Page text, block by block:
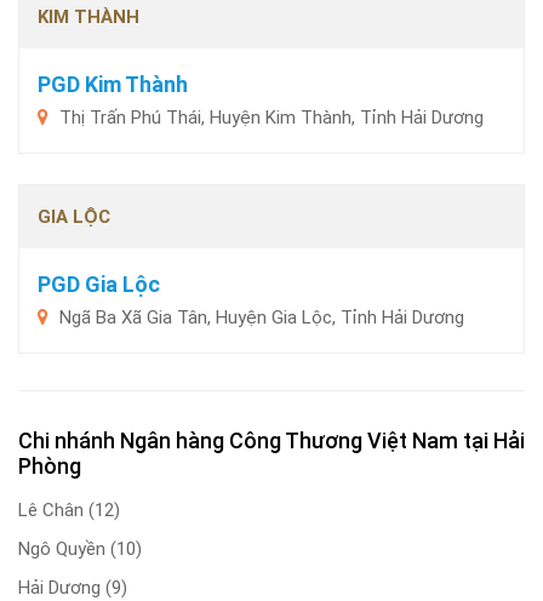
KIM THÀNH
PGD Kim Thành
Thị Trấn Phú Thái, Huyện Kim Thành, Tỉnh Hải Dương
GIA LỘC
PGD Gia Lộc
Ngã Ba Xã Gia Tân, Huyện Gia Lộc, Tỉnh Hải Dương
Chi nhánh Ngân hàng Công Thương Việt Nam tại Hải
Phòng
Lê Chân (12)
Ngô Quyền (10)
Hải Dương (9)